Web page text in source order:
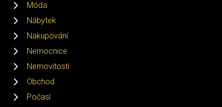
Móda
Nábytek
Nakupování
Nemocnice
Nemovitosti
Obchod
Počasí